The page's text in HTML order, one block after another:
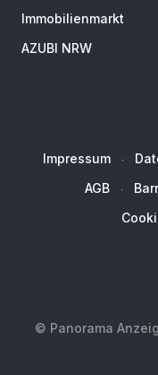
Immobilienmarkt
AZUBI NRW
Impressum
AGB
© Panorama